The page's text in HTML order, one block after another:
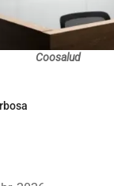
Coosalud